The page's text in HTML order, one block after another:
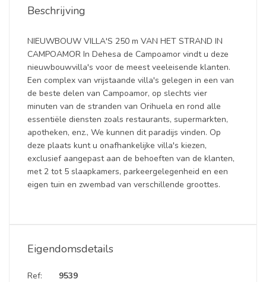
Beschrijving
NIEUWBOUW VILLA'S 250 m VAN HET STRAND IN
CAMPOAMOR In Dehesa de Campoamor vindt u deze
nieuwbouwvilla's voor de meest veeleisende klanten.
Een complex van vrijstaande villa's gelegen in een van
de beste delen van Campoamor, op slechts vier
minuten van de stranden van Orihuela en rond alle
essentiële diensten zoals restaurants, supermarkten,
apotheken, enz., We kunnen dit paradijs vinden. Op
deze plaats kunt u onafhankelijke villa's kiezen,
exclusief aangepast aan de behoeften van de klanten,
met 2 tot 5 slaapkamers, parkeergelegenheid en een
eigen tuin en zwembad van verschillende groottes.
Eigendomsdetails
Ref: 9539